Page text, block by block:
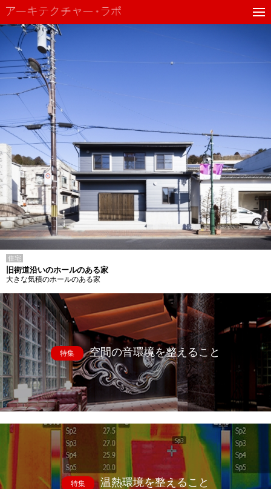
住宅
旧街道沿いのホールのある家
大きな気積のホールのある家
特集 空間の音環境を整えること
特集 温熱環境を整えること